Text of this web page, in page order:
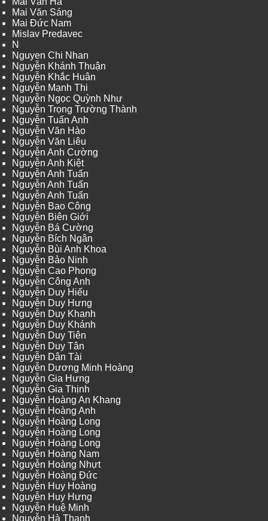
Mai Văn Sáng
Mai Đức Nam
Mislav Predavec
N
Nguyen Chi Nhan
Nguyễn Khánh Thuận
Nguyễn Khắc Huân
Nguyễn Mạnh Thi
Nguyễn Ngọc Quỳnh Như
Nguyễn Trọng Trường Thành
Nguyễn Tuấn Anh
Nguyễn Văn Hào
Nguyễn Văn Liêu
Nguyễn Anh Cường
Nguyễn Anh Kiệt
Nguyễn Anh Tuấn
Nguyễn Anh Tuấn
Nguyễn Anh Tuấn
Nguyễn Bao Công
Nguyễn Biên Giới
Nguyễn Bá Cường
Nguyễn Bích Ngân
Nguyễn Bùi Anh Khoa
Nguyễn Bảo Ninh
Nguyễn Cao Phong
Nguyễn Công Anh
Nguyễn Duy Hiếu
Nguyễn Duy Hưng
Nguyễn Duy Khanh
Nguyễn Duy Khánh
Nguyễn Duy Tiên
Nguyễn Duy Tân
Nguyễn Dân Tài
Nguyễn Dương Minh Hoàng
Nguyễn Gia Hưng
Nguyễn Gia Thịnh
Nguyễn Hoàng An Khang
Nguyễn Hoàng Anh
Nguyễn Hoàng Long
Nguyễn Hoàng Long
Nguyễn Hoàng Long
Nguyễn Hoàng Nam
Nguyễn Hoàng Nhựt
Nguyễn Hoàng Đức
Nguyễn Huy Hoàng
Nguyễn Huy Hưng
Nguyễn Huệ Minh
Nguyễn Hà Thanh